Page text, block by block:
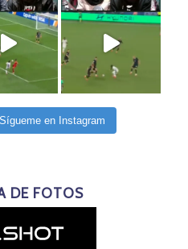
Sígueme en Instagram
DE FOTOS